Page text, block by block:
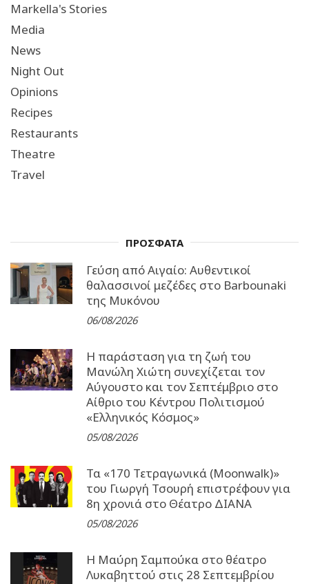
Markella's Stories
Media
News
Night Out
Opinions
Recipes
Restaurants
Theatre
Travel
ΠΡΟΣΦΑΤΑ
Γεύση από Αιγαίο: Αυθεντικοί
θαλασσινοί μεζέδες στο Barbounaki
της Μυκόνου
06/08/2026
Η παράσταση για τη ζωή του
Μανώλη Χιώτη συνεχίζεται τον
Αύγουστο και τον Σεπτέμβριο στο
Αίθριο του Κέντρου Πολιτισμού
«Ελληνικός Κόσμος»
05/08/2026
Τα «170 Τετραγωνικά (Moonwalk)»
του Γιωργή Τσουρή επιστρέφουν για
8η χρονιά στο Θέατρο ΔΙΑΝΑ
05/08/2026
Η Μαύρη Σαμπούκα στο θέατρο
Λυκαβηττού στις 28 Σεπτεμβρίου